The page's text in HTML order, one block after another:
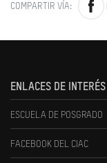
COMPARTIR VÍA:
ENLACES DE INTERÉS
ESCUELA DE POSGRADO
FACEBOOK DEL CIAC